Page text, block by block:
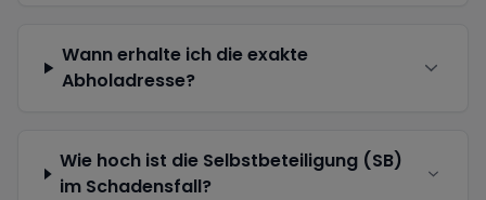
Wann erhalte ich die exakte
Abholadresse?
Wie hoch ist die Selbstbeteiligung (SB)
im Schadensfall?